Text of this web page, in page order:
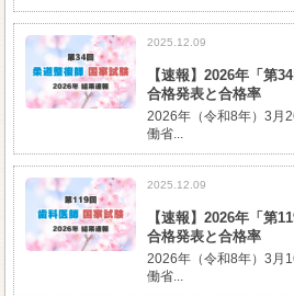
2025.12.09
【速報】2026年「第
合格発表と合格率
2026年（令和8年）3月
働省...
2025.12.09
【速報】2026年「第
合格発表と合格率
2026年（令和8年）3月
働省...